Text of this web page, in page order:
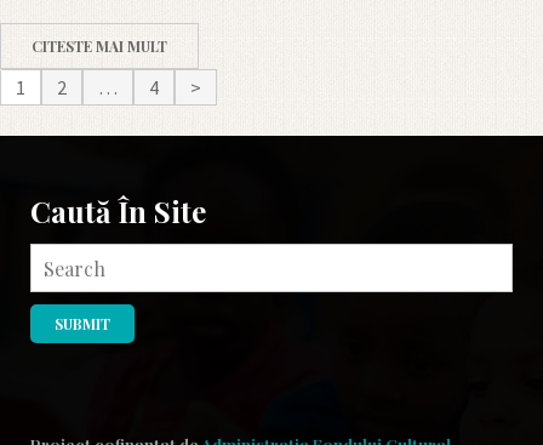
CITESTE MAI MULT
1 2 … 4 >
Caută În Site